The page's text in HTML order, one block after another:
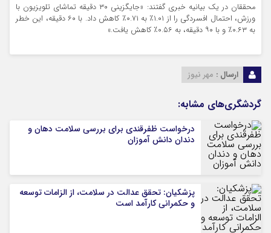
محققان در یک بیانیه خبری گفتند: «جایگزینی ۳۰ دقیقه تماشای تلویزیون با
ورزش، احتمال افسردگی را از ۱.۰۱٪ به ۰.۷۱٪ کاهش داد. با ۶۰ دقیقه، این خطر
به ۰.۶۳٪ و با ۹۰ دقیقه، به ۰.۵۶٪ کاهش یافت.»
ارسال : مهر نیوز
گردشگری‌های مشابه:
درخواست ظفرقندی برای بررسی سلامت دهان و
دندان دانش آموزان
پزشکیان: تحقق عدالت در سلامت، از الزامات توسعه
و حکمرانی کارآمد است